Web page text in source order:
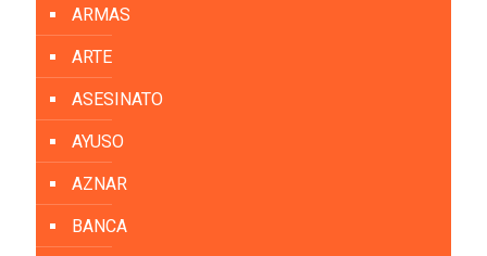
ARMAS
ARTE
ASESINATO
AYUSO
AZNAR
BANCA